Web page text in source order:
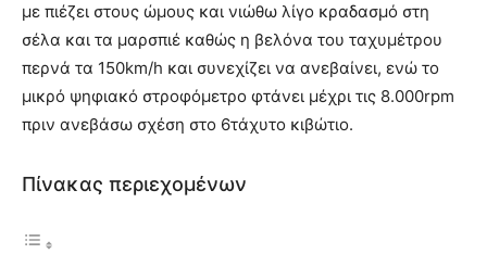
με πιέζει στους ώμους και νιώθω λίγο κραδασμό στη
σέλα και τα μαρσπιέ καθώς η βελόνα του ταχυμέτρου
περνά τα 150km/h και συνεχίζει να ανεβαίνει, ενώ το
μικρό ψηφιακό στροφόμετρο φτάνει μέχρι τις 8.000rpm
πριν ανεβάσω σχέση στο 6τάχυτο κιβώτιο.
Πίνακας περιεχομένων